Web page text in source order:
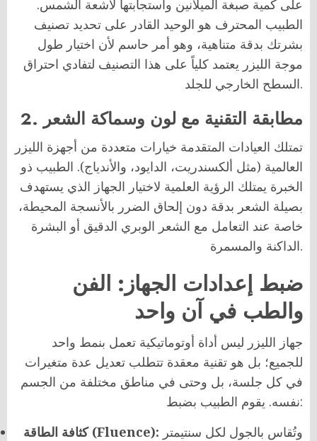
على كمية صبغة الميلانين واستجابتها لأشعة الشمس.
الطبيب المحترف هو الوحيد القادر على تحديد تصنيف
بشرتك بدقة متناهية، وهو أمر حاسم لأن اختيار طول
موجة الليزر يعتمد كلياً على هذا التصنيف لتفادي احتراق
السطح الخارجي للجلد.
2. مطابقة التقنية مع لون وسماكة الشعر
تمتلك العيادات المتقدمة خيارات متعددة من أجهزة الليزر
العالمية (مثل ألكسندريت، الدايود، والأندياج). الطبيب ذو
الخبرة يمتلك الرؤية العلمية لاختيار الجهاز الذي يستهدف
بصيلة الشعر بدقة دون إلحاق الضرر بالأنسجة المحيطة،
خاصة عند التعامل مع الشعر الوبري الدقيق أو البشرة
الداكنة والمسمرة.
ضبط إعدادات الجهاز: الفن
والطب في آن واحد
جهاز الليزر ليس أداة أوتوماتيكية تعمل بنمط واحد
للجميع؛ بل هو تقنية معقدة تتطلب تعديل عدة متغيرات
في كل جلسة، بل وحتى في مناطق مختلفة من الجسم
نفسه. يقوم الطبيب بضبط:
كثافة الطاقة (Fluence):